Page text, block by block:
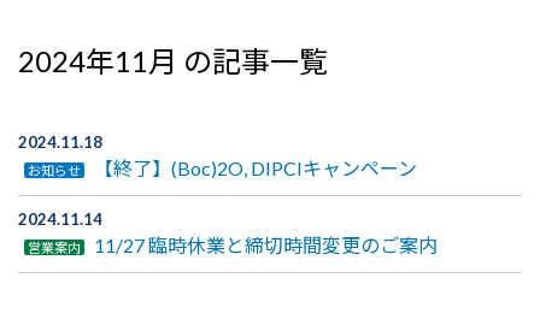
2024年11月 の記事一覧
2024.11.18
お知らせ 【終了】(Boc)2O, DIPCIキャンペーン
2024.11.14
営業案内 11/27 臨時休業と締切時間変更のご案内